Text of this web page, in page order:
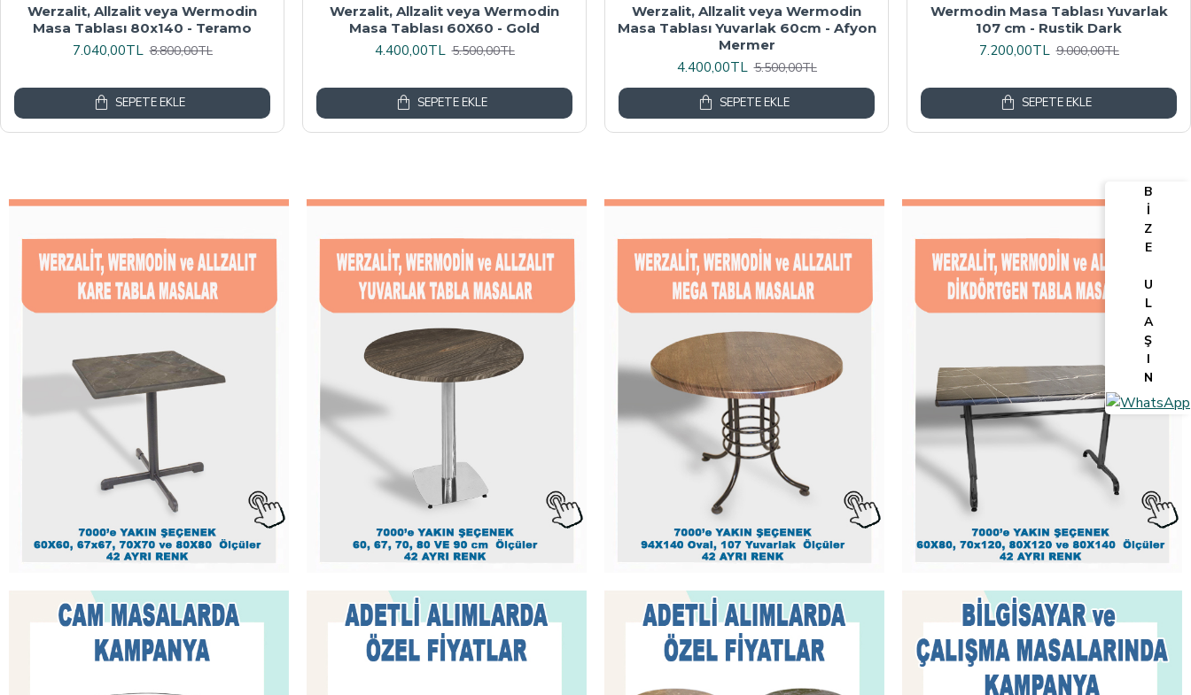
Werzalit veya Wermodin Masa
Tablası Oval 94x146 - Indiana Wood
8.000,00TL 10.000,00TL
SEPETE EKLE
Wermodin Masa Tablası 80X60 -
Akçaağaç
4.800,00TL 6.000,00TL
SEPETE EKLE
Wermodin Masa Tablası Dalgalı Kare
67x67 cm - Karacabey Mermer
4.800,00TL 6.000,00TL
SEPETE EKLE
Werzalit, Allzalit veya Wermodin
Masa Tablası 70X120 - Afyon Mermer
6.080,00TL 7.600,00TL
SEPETE EKLE
B
İ
Z
E
U
L
A
Ş
I
N